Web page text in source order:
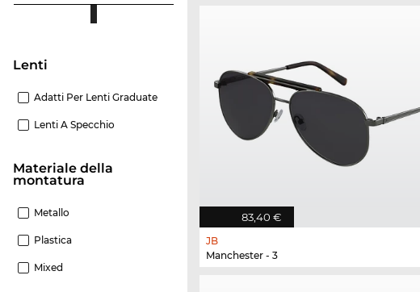
Lenti
Adatti Per Lenti Graduate
Lenti A Specchio
Materiale della
montatura
Metallo
Plastica
Mixed
83,40 €
JB
Manchester - 3